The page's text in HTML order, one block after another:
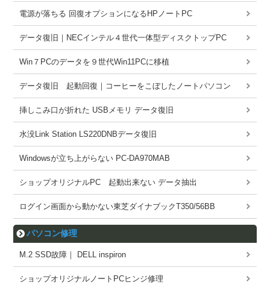
電源が落ちる 回復オプションになるHPノートPC
データ復旧｜NECインテル４世代一体型ディスクトップPC
Win７PCのデータを９世代Win11PCに移植
データ復旧 起動回復｜コーヒーをこぼしたノートパソコン
挿しこみ口が折れた USBメモリ データ復旧
水没Link Station LS220DNBデータ復旧
Windowsが立ち上がらない PC-DA970MAB
ショップオリジナルPC 起動出来ない データ抽出
ログイン画面から動かない東芝ダイナブックT350/56BB
パソコン修理
M.2 SSD故障｜ DELL inspiron
ショップオリジナルノートPCヒンジ修理